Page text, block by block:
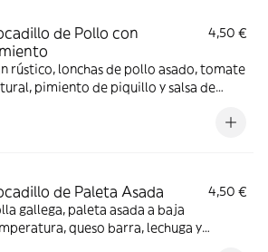
de Pollo con
4,50 €
rústico, lonchas de pollo asado, tomate
pimiento de piquillo y salsa de
de Paleta Asada
4,50 €
gallega, paleta asada a baja
queso barra, lechuga y